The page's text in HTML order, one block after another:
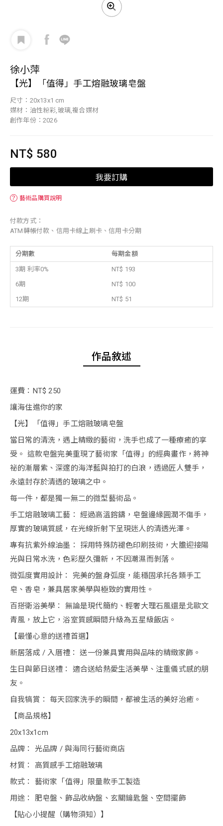
徐小萍
【光】「值得」手工熔融玻璃皂盤
尺寸：20x13x1 cm
媒材：油性粉彩,玻璃,複合媒材
創作年份：2026
NT$ 580
我要訂購
？ 藝術品購買說明
付款方式：
ATM轉帳付款、信用卡線上刷卡、信用卡分期
分期數 每期金額
3期 利率0%
NT$ 193
6期
NT$ 100
12期
NT$ 51
作品敘述
運費：NT$ 250
讓海住進你的家
【光】「值得」手工熔融玻璃皂盤
當日常的清洗，遇上精緻的藝術，洗手也成了一種療癒的享
受。 這款皂盤完美重現了藝術家「值得」的經典畫作，將神
祕的漸層紫、深邃的海洋藍與拍打的白浪，透過匠人雙手，
永遠封存於清透的玻璃之中。
每一件，都是獨一無二的微型藝術品。
手工熔融玻璃工藝： 經過高溫鎔鑄，皂盤邊緣圓潤不傷手，
厚實的玻璃質感，在光線折射下呈現迷人的清透光澤。
專有抗紫外線油墨： 採用特殊防褪色印刷技術，大膽迎接陽
光與日常水洗，色彩歷久彌新，不因潮濕而剝落。
微弧度實用設計： 完美的盤身弧度，能穩固承托各類手工
皂、香皂，兼具居家美學與極致的實用性。
百搭衛浴美學： 無論是現代簡約、輕奢大理石風還是北歐文
青風，放上它，浴室質感瞬間升級為五星級飯店。
【最懂心意的送禮首選】
新居落成 / 入厝禮： 送一份兼具實用與品味的精緻家飾。
生日與節日送禮： 適合送給熱愛生活美學、注重儀式感的朋
友。
自我犒賞： 每天回家洗手的瞬間，都被生活的美好治癒。
【商品規格】
20x13x1cm
品牌： 光品牌 / 與海同行藝術商店
材質： 高質感手工熔融玻璃
款式： 藝術家「值得」限量款手工製造
用途： 肥皂盤、飾品收納盤、玄關鑰匙盤、空間擺飾
【貼心小提醒（購物須知）】